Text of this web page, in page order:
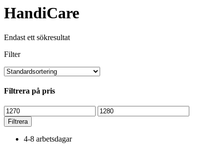
HandiCare
Endast ett sökresultat
Filter
Filtrera på pris
Min
pris
Max
pris
Filtrera
4-8 arbetsdagar